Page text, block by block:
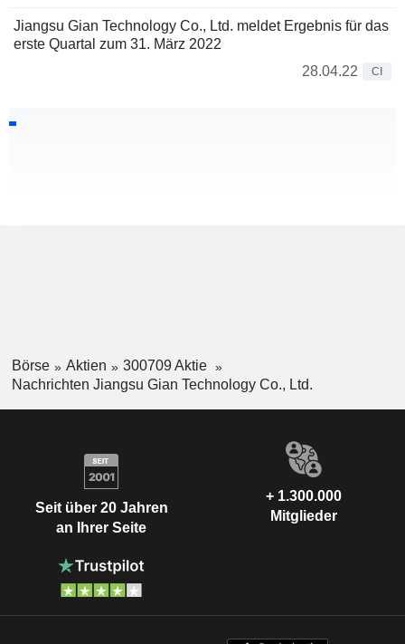
Jiangsu Gian Technology Co., Ltd. meldet Ergebnis für das
erste Quartal zum 31. März 2022
28.04.22
CI
Börse Aktien
300709 Aktie
Nachrichten Jiangsu Gian Technology Co., Ltd.
Seit über 20 Jahren
an Ihrer Seite
+ 1.300.000
Mitglieder